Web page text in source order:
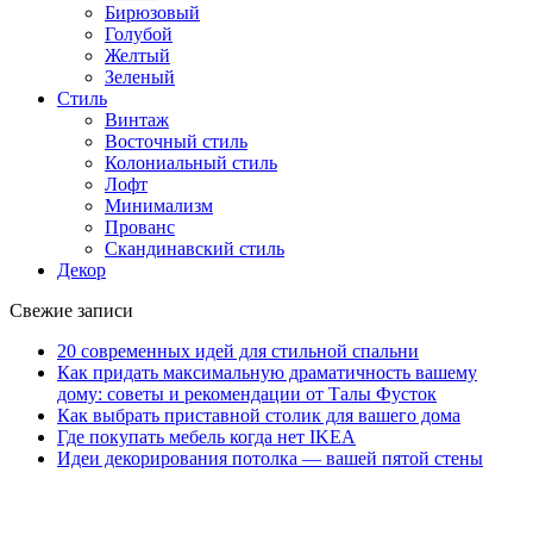
Бирюзовый
Голубой
Желтый
Зеленый
Стиль
Винтаж
Восточный стиль
Колониальный стиль
Лофт
Минимализм
Прованс
Скандинавский стиль
Декор
Свежие записи
20 современных идей для стильной спальни
Как придать максимальную драматичность вашему
дому: советы и рекомендации от Талы Фусток
Как выбрать приставной столик для вашего дома
Где покупать мебель когда нет IKEA
Идеи декорирования потолка — вашей пятой стены